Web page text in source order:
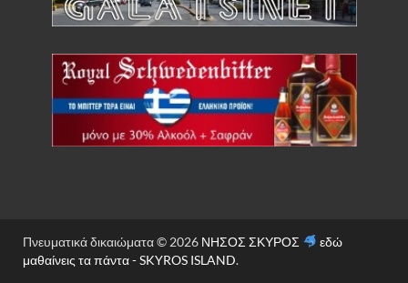
Πνευματικά δικαιώματα © 2026 ΝΗΣΟΣ ΣΚΥΡΟΣ
εδώ
μαθαίνεις τα πάντα - SKYROS ISLAND.